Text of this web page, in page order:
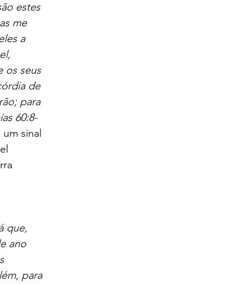
estes
me
a
os seus
de
para
60:8-
sinal
que,
ano
para